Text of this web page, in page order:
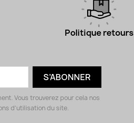
Politique retours
Vous trouverez pour cela nos
d'utilisation du site.